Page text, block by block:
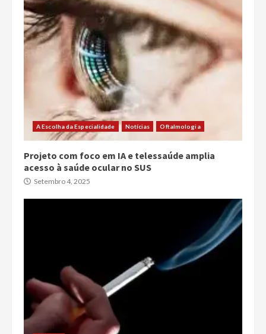
A Escolha da Especialidade Notícias Oftalmologia
Projeto com foco em IA e telessaúde amplia
acesso à saúde ocular no SUS
Setembro 4, 2025